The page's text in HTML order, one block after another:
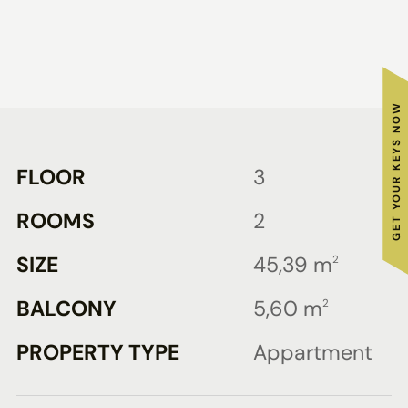
FLOOR
3
ROOMS
2
SIZE
45,39 m2
BALCONY 5,60 m2
PROPERTY TYPE Appartment
GET YOUR KEYS NOW